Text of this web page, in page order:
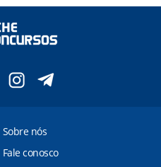
Sobre nós
Fale conosco